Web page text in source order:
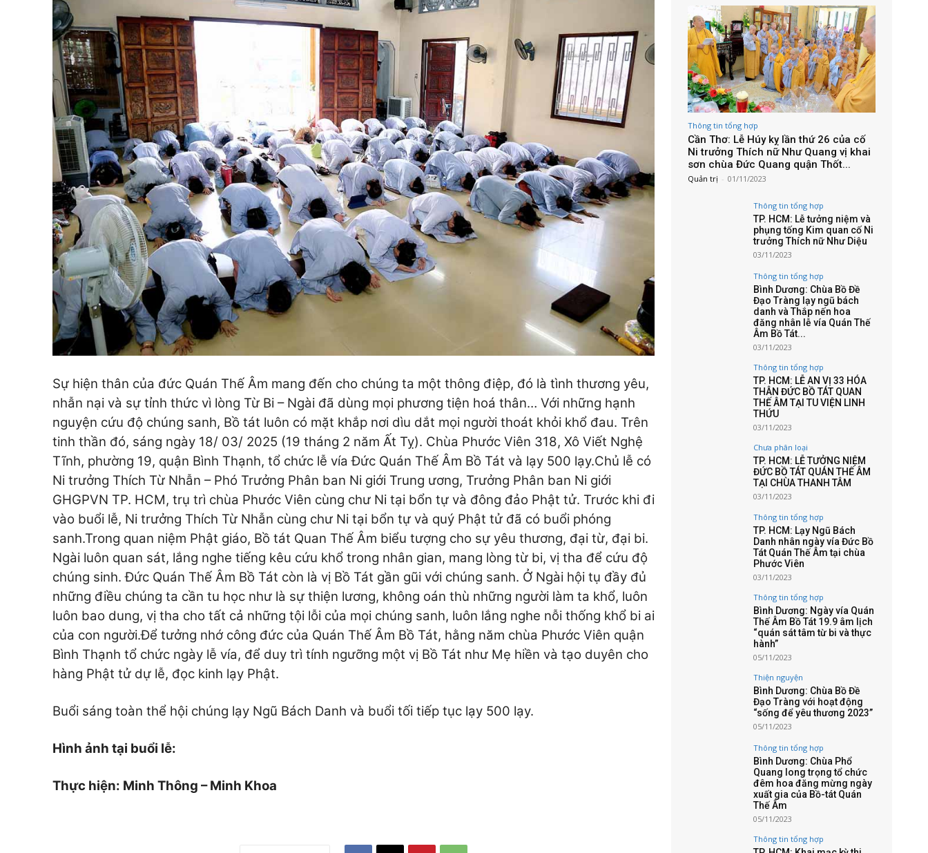
Sự hiện thân của đức Quán Thế Âm mang đến cho chúng ta một thông điệp, đó là tình thương yêu,
nhẫn nại và sự tỉnh thức vì lòng Từ Bi – Ngài đã dùng mọi phương tiện hoá thân… Với những hạnh
nguyện cứu độ chúng sanh, Bồ tát luôn có mặt khắp nơi dìu dắt mọi người thoát khỏi khổ đau. Trên
tinh thần đó, sáng ngày 18/ 03/ 2025 (19 tháng 2 năm Ất Tỵ). Chùa Phước Viên 318, Xô Viết Nghệ
Tĩnh, phường 19, quận Bình Thạnh, tổ chức lễ vía Đức Quán Thế Âm Bồ Tát và lạy 500 lạy.Chủ lễ có
Ni trưởng Thích Từ Nhẫn – Phó Trưởng Phân ban Ni giới Trung ương, Trưởng Phân ban Ni giới
GHGPVN TP. HCM, trụ trì chùa Phước Viên cùng chư Ni tại bổn tự và đông đảo Phật tử. Trước khi đi
vào buổi lễ, Ni trưởng Thích Từ Nhẫn cùng chư Ni tại bổn tự và quý Phật tử đã có buổi phóng
sanh.Trong quan niệm Phật giáo, Bồ tát Quan Thế Âm biểu tượng cho sự yêu thương, đại từ, đại bi.
Ngài luôn quan sát, lắng nghe tiếng kêu cứu khổ trong nhân gian, mang lòng từ bi, vị tha để cứu độ
chúng sinh. Đức Quán Thế Âm Bồ Tát còn là vị Bồ Tát gần gũi với chúng sanh. Ở Ngài hội tụ đầy đủ
những điều chúng ta cần tu học như là sự thiện lương, không oán thù những người làm ta khổ, luôn
luôn bao dung, vị tha cho tất cả những tội lỗi của mọi chúng sanh, luôn lắng nghe nỗi thống khổ bi ai
của con người.Để tưởng nhớ công đức của Quán Thế Âm Bồ Tát, hằng năm chùa Phước Viên quận
Bình Thạnh tổ chức ngày lễ vía, để duy trì tính ngưỡng một vị Bồ Tát như Mẹ hiền và tạo duyên cho
hàng Phật tử dự lễ, đọc kinh lạy Phật.
Buổi sáng toàn thể hội chúng lạy Ngũ Bách Danh và buổi tối tiếp tục lạy 500 lạy.
Hình ảnh tại buổi lễ:
Thực hiện: Minh Thông – Minh Khoa
Thông tin tổng hợp
Cần Thơ: Lễ Húy kỵ lần thứ 26 của cố
Ni trưởng Thích nữ Như Quang vị khai
sơn chùa Đức Quang quận Thốt...
Quản trị - 01/11/2023
Thông tin tổng hợp
TP. HCM: Lễ tưởng niệm và
phụng tống Kim quan cố Ni
trưởng Thích nữ Như Diệu
03/11/2023
Thông tin tổng hợp
Bình Dương: Chùa Bồ Đề
Đạo Tràng lạy ngũ bách
danh và Thắp nến hoa
đăng nhân lễ vía Quán Thế
Âm Bồ Tát...
03/11/2023
Thông tin tổng hợp
TP. HCM: LỄ AN VỊ 33 HÓA
THÂN ĐỨC BỒ TÁT QUAN
THẾ ÂM TẠI TU VIỆN LINH
THỨU
03/11/2023
Chưa phân loại
TP. HCM: LỄ TƯỞNG NIỆM
ĐỨC BỒ TÁT QUÁN THẾ ÂM
TẠI CHÙA THANH TÂM
03/11/2023
Thông tin tổng hợp
TP. HCM: Lạy Ngũ Bách
Danh nhân ngày vía Đức Bồ
Tát Quán Thế Âm tại chùa
Phước Viên
03/11/2023
Thông tin tổng hợp
Bình Dương: Ngày vía Quán
Thế Âm Bồ Tát 19.9 âm lịch
“quán sát tâm từ bi và thực
hành”
05/11/2023
Thiện nguyện
Bình Dương: Chùa Bồ Đề
Đạo Tràng với hoạt động
“sống để yêu thương 2023”
05/11/2023
Thông tin tổng hợp
Bình Dương: Chùa Phổ
Quang long trọng tổ chức
đêm hoa đăng mừng ngày
xuất gia của Bồ-tát Quán
Thế Âm
05/11/2023
Thông tin tổng hợp